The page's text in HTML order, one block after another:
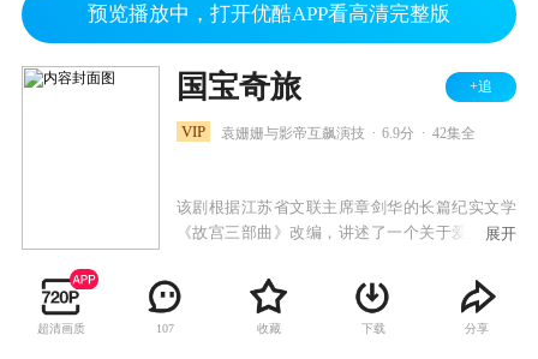
预览播放中，打开优酷APP看高清完整版
国宝奇旅 +追
VIP 袁姗姗与影帝互飙演技 6.9分 42集全
该剧根据江苏省文联主席章剑华的长篇纪实文学
《故宫三部曲》改编，讲述了一个关于爱和承载
危，马衡、易培基等故宫知识分子，抱着“文化之
根在，中国不会亡”的信念，将故宫文物迁出北平
的那段文化抗战悲壮史。
展开
超清画质 107 收藏 下载 分享